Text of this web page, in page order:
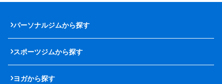
パーソナルジムから探す
スポーツジムから探す
ヨガから探す